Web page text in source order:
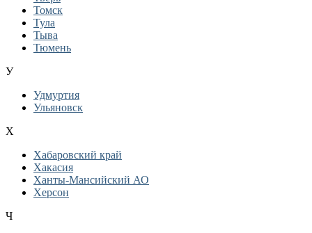
Томск
Тула
Тыва
Тюмень
У
Удмуртия
Ульяновск
Х
Хабаровский край
Хакасия
Ханты-Мансийский АО
Херсон
Ч